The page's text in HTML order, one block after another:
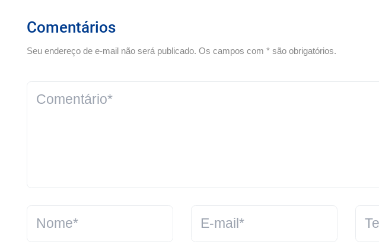
Comentários
Seu endereço de e-mail não será publicado. Os campos com * são obrigatórios.